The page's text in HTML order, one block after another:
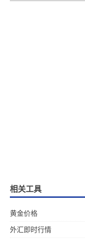
相关工具
黄金价格
外汇即时行情